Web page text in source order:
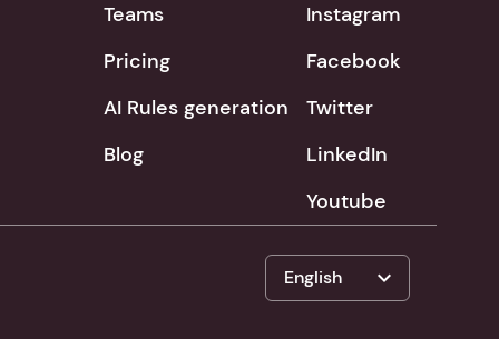
Teams
Pricing
AI Rules generation
Blog
Instagram
Facebook
Twitter
LinkedIn
Youtube
English expand_more